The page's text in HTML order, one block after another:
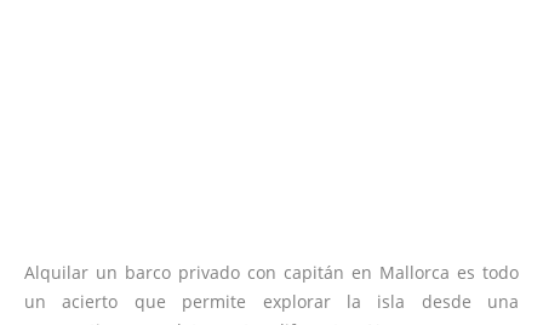
Alquilar un barco privado con capitán en Mallorca es todo
un acierto que permite explorar la isla desde una